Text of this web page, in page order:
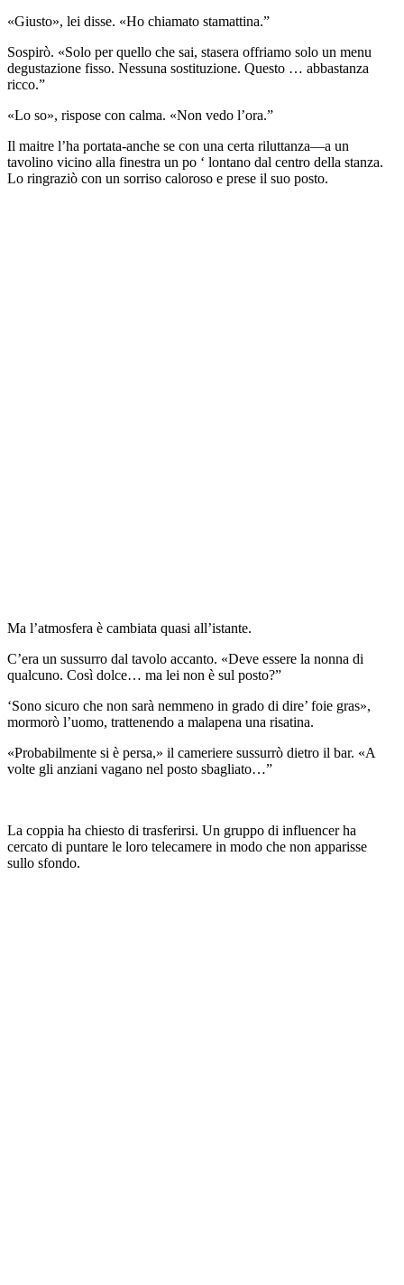
«Giusto», lei disse. «Ho chiamato stamattina.”
Sospirò. «Solo per quello che sai, stasera offriamo solo un menu
degustazione fisso. Nessuna sostituzione. Questo … abbastanza
ricco.”
«Lo so», rispose con calma. «Non vedo l’ora.”
Il maitre l’ha portata-anche se con una certa riluttanza—a un
tavolino vicino alla finestra un po ‘ lontano dal centro della stanza.
Lo ringraziò con un sorriso caloroso e prese il suo posto.
Ma l’atmosfera è cambiata quasi all’istante.
C’era un sussurro dal tavolo accanto. «Deve essere la nonna di
qualcuno. Così dolce… ma lei non è sul posto?”
‘Sono sicuro che non sarà nemmeno in grado di dire’ foie gras»,
mormorò l’uomo, trattenendo a malapena una risatina.
«Probabilmente si è persa,» il cameriere sussurrò dietro il bar. «A
volte gli anziani vagano nel posto sbagliato…”
La coppia ha chiesto di trasferirsi. Un gruppo di influencer ha
cercato di puntare le loro telecamere in modo che non apparisse
sullo sfondo.